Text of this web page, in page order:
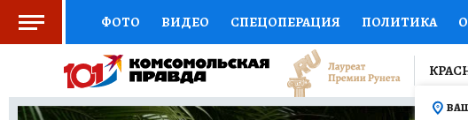
ФОТО ВИДЕО СПЕЦОПЕРАЦИЯ ПОЛИТИКА
СОЦПОДДЕРЖКА НАУКА СПОРТ КОЛУМНИСТЫ
ВЫБОР ЭКСПЕРТОВ ДОКТОР ФИНАНСЫ